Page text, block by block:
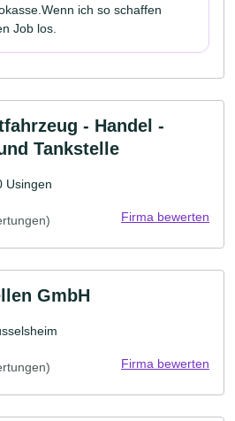
ich so schaffen
Job los.
- Handel -
Tankstelle
Usingen
Firma bewerten
GmbH
Firma bewerten